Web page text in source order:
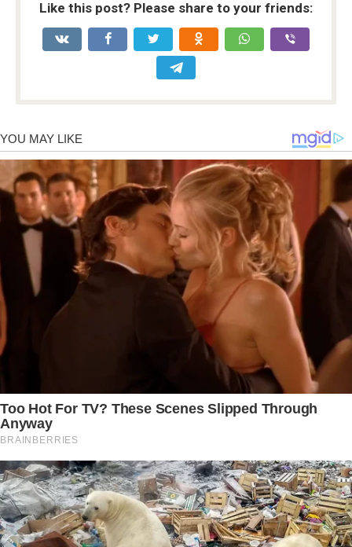
Like this post? Please share to your friends: